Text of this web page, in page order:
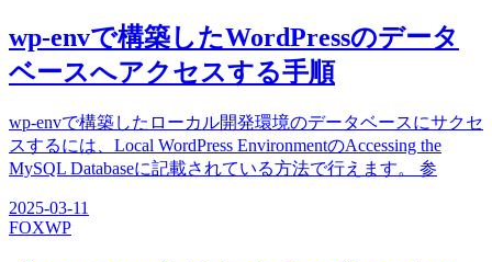
wp-envで構築したWordPressのデータ
ベースへアクセスする手順
wp-envで構築したローカル開発環境のデータベースにサクセ
スするには、Local WordPress EnvironmentのAccessing the
MySQL Databaseに記載されている方法で行えます。 参
2025-03-11
FOXWP